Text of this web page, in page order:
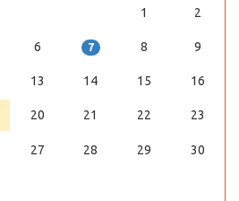
1
2
6 7 8 9
13 14 15 16
20 21 22 23
27 28 29 30